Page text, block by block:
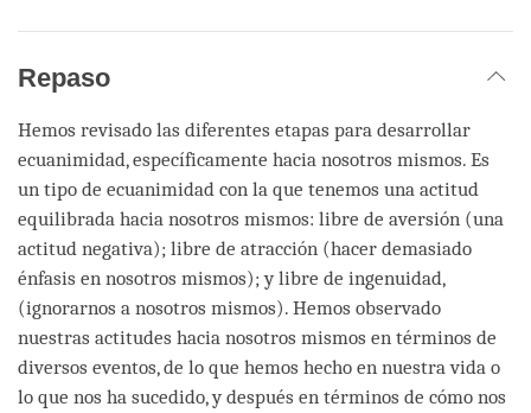
Repaso
Hemos revisado las diferentes etapas para desarrollar
ecuanimidad, específicamente hacia nosotros mismos. Es
un tipo de ecuanimidad con la que tenemos una actitud
equilibrada hacia nosotros mismos: libre de aversión (una
actitud negativa); libre de atracción (hacer demasiado
énfasis en nosotros mismos); y libre de ingenuidad,
(ignorarnos a nosotros mismos). Hemos observado
nuestras actitudes hacia nosotros mismos en términos de
diversos eventos, de lo que hemos hecho en nuestra vida o
lo que nos ha sucedido, y después en términos de cómo nos